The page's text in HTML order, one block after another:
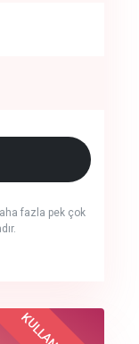
fazla pek çok